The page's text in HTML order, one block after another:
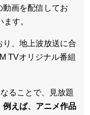
動画を配信してお
す。
、地上波放送に合
TVオリジナル番組
ることで、見放題
例えば、アニメ作品